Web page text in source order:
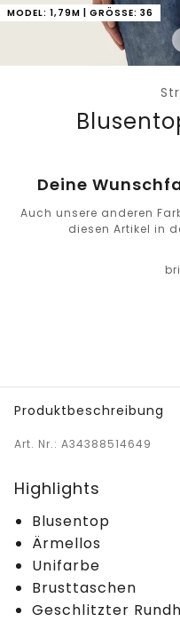
MODEL: 1,79M | GRÖSSE: 36
Deine
Auch unsere anderen
diesen Artikel in
Produktbeschreibung
Art. Nr.: A34388514649
Highlights
Blusentop
Ärmellos
Unifarbe
Brusttaschen
Geschlitzter